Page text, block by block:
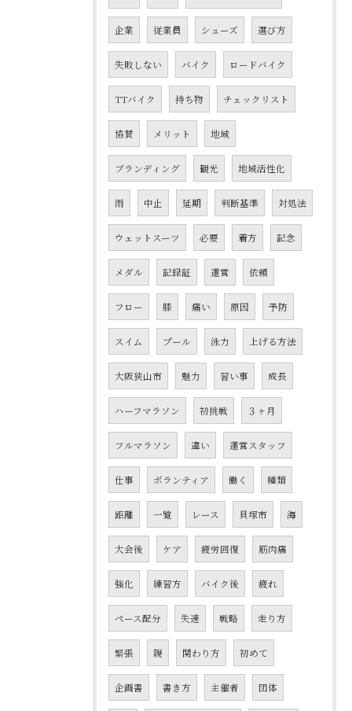
企業 従業員 シューズ 選び方
失敗しない バイク ロードバイク
TTバイク 持ち物 チェックリスト
協賛 メリット 地域
ブランディング 観光 地域活性化
雨 中止 延期 判断基準 対処法
ウェットスーツ 必要 着方 記念
メダル 記録証 運営 依頼
フロー 膝 痛い 原因 予防
スイム プール 泳力 上げる方法
大阪狭山市 魅力 習い事 成長
ハーフマラソン 初挑戦 ３ヶ月
フルマラソン 違い 運営スタッフ
仕事 ボランティア 働く 種類
距離 一覧 レース 貝塚市 海
大会後 ケア 疲労回復 筋肉痛
強化 練習方 バイク後 疲れ
ペース配分 失速 戦略 走り方
緊張 親 関わり方 初めて
企画書 書き方 主催者 団体